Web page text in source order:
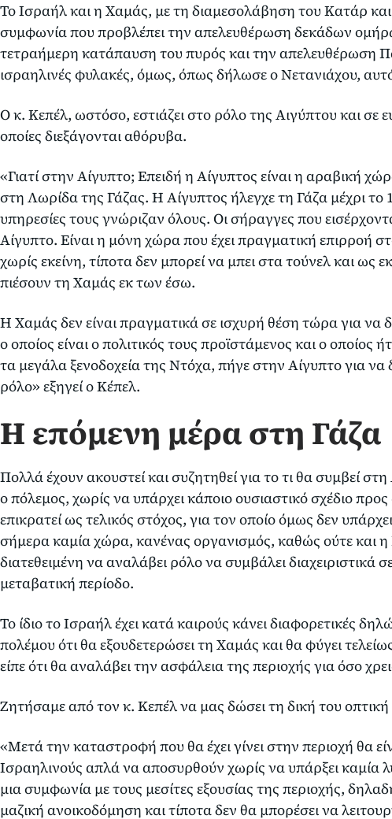
Το Ισραήλ και η Χαμάς, με τη διαμεσολάβηση του Κατάρ
συμφωνία που προβλέπει την απελευθέρωση δεκάδων
τετραήμερη κατάπαυση του πυρός και την απελευθέρωση
ισραηλινές φυλακές, όμως, όπως δήλωσε ο Νετανιάχου,
Ο κ. Κεπέλ, ωστόσο, εστιάζει στο ρόλο της Αιγύπτου και σε
οποίες διεξάγονται αθόρυβα.
«Γιατί στην Αίγυπτο; Επειδή η Αίγυπτος είναι η αραβική
στη Λωρίδα της Γάζας. Η Αίγυπτος ήλεγχε τη Γάζα μέχρι το
υπηρεσίες τους γνώριζαν όλους. Οι σήραγγες που
Αίγυπτο. Είναι η μόνη χώρα που έχει πραγματική επιρροή
χωρίς εκείνη, τίποτα δεν μπορεί να μπει στα τούνελ και ως
πιέσουν τη Χαμάς εκ των έσω.
Η Χαμάς δεν είναι πραγματικά σε ισχυρή θέση τώρα για να
ο οποίος είναι ο πολιτικός τους προϊστάμενος και ο
τα μεγάλα ξενοδοχεία της Ντόχα, πήγε στην Αίγυπτο για να
ρόλο» εξηγεί ο Κέπελ.
Η επόμενη μέρα στη Γάζα
Πολλά έχουν ακουστεί και συζητηθεί για το τι θα συμβεί
ο πόλεμος, χωρίς να υπάρχει κάποιο ουσιαστικό σχέδιο
επικρατεί ως τελικός στόχος, για τον οποίο όμως δεν
σήμερα καμία χώρα, κανένας οργανισμός, καθώς ούτε και η
διατεθειμένη να αναλάβει ρόλο να συμβάλει διαχειριστικά
μεταβατική περίοδο.
Το ίδιο το Ισραήλ έχει κατά καιρούς κάνει διαφορετικές
πολέμου ότι θα εξουδετερώσει τη Χαμάς και θα φύγει
είπε ότι θα αναλάβει την ασφάλεια της περιοχής για όσο
Ζητήσαμε από τον κ. Κεπέλ να μας δώσει τη δική του
«Μετά την καταστροφή που θα έχει γίνει στην περιοχή θα
Ισραηλινούς απλά να αποσυρθούν χωρίς να υπάρξει καμία
μια συμφωνία με τους μεσίτες εξουσίας της περιοχής,
μαζική ανοικοδόμηση και τίποτα δεν θα μπορέσει να